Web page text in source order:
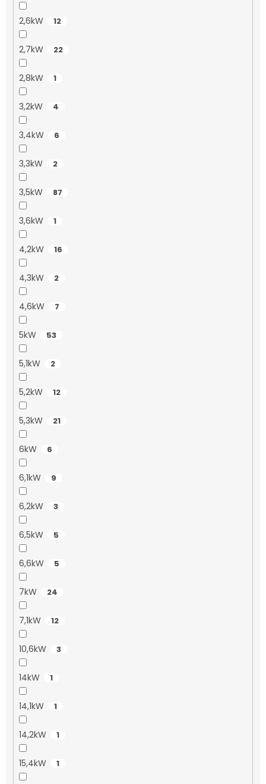
2,6kW 12
2,7kW 22
2,8kW 1
3,2kW 4
3,4kW 6
3,3kW 2
3,5kW 87
3,6kW 1
4,2kW 16
4,3kW 2
4,6kW 7
5kW 53
5,1kW 2
5,2kW 12
5,3kW 21
6kW 6
6,1kW 9
6,2kW 3
6,5kW 5
6,6kW 5
7kW 24
7,1kW 12
10,6kW 3
14kW 1
14,1kW 1
14,2kW 1
15,4kW 1